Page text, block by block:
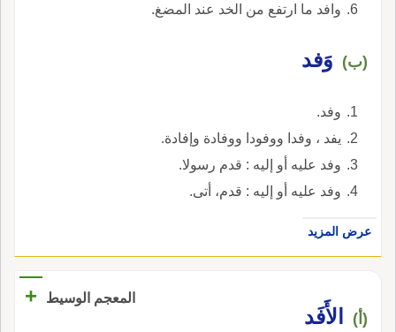
وافد ما ارتفع من الخد عند المضغ.
(ب) وَفد
وفد.
يفد ، وفدا ووفودا ووفادة وإفادة.
وفد عليه أو إليه : قدم رسولا.
وفد عليه أو إليه : قدم، أتى.
عرض المزيد
المعجم الوسيط +
(أ) الأَفَد